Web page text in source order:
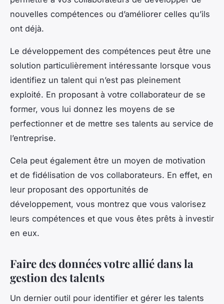
nouvelles compétences ou d’améliorer celles qu’ils
ont déjà.
Le développement des compétences peut être une
solution particulièrement intéressante lorsque vous
identifiez un talent qui n’est pas pleinement
exploité. En proposant à votre collaborateur de se
former, vous lui donnez les moyens de se
perfectionner et de mettre ses talents au service de
l’entreprise.
Cela peut également être un moyen de motivation
et de fidélisation de vos collaborateurs. En effet, en
leur proposant des opportunités de
développement, vous montrez que vous valorisez
leurs compétences et que vous êtes prêts à investir
en eux.
Faire des données votre allié dans la
gestion des talents
Un dernier outil pour identifier et gérer les talents